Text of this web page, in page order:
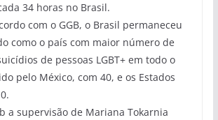
34 horas no Brasil.
com o GGB, o Brasil permaneceu
como o país com maior número de
de pessoas LGBT+ em todo o
pelo México, com 40, e os Estados
a supervisão de Mariana Tokarnia